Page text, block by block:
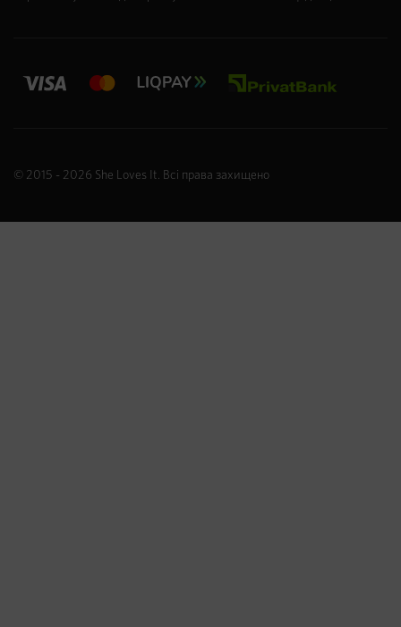
© 2015 - 2026 She Loves It. Всі права захищено